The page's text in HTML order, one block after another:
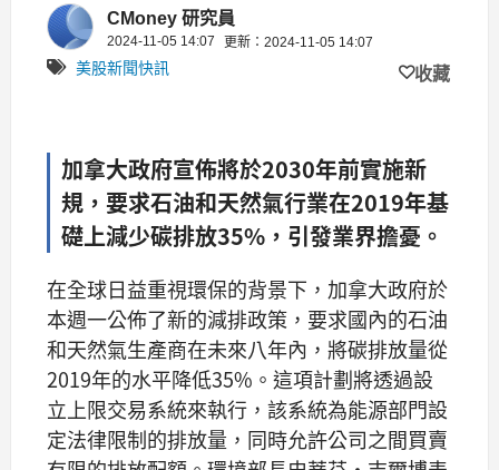
CMoney 研究員
2024-11-05 14:07 更新：2024-11-05 14:07
美股新聞快訊 收藏
加拿大政府宣佈將於2030年前實施新
規，要求石油和天然氣行業在2019年基
礎上減少碳排放35%，引發業界擔憂。
在全球日益重視環保的背景下，加拿大政府於
本週一公佈了新的減排政策，要求國內的石油
和天然氣生產商在未來八年內，將碳排放量從
2019年的水平降低35%。這項計劃將透過設
立上限交易系統來執行，該系統為能源部門設
定法律限制的排放量，同時允許公司之間買賣